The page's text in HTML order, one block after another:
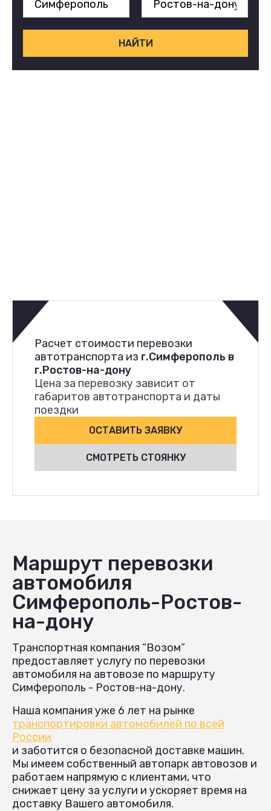
НАЙТИ
Расчет стоимости перевозки
автотранспорта из г.Симферополь в
г.Ростов-на-дону
Цена за перевозку зависит от
габаритов автотранспорта и даты
поездки
ОСТАВИТЬ ЗАЯВКУ
СМОТРЕТЬ СТОЯНКУ
Маршрут перевозки
автомобиля
Симферополь-Ростов-
на-дону
Транспортная компания “Возом”
предоставляет услугу по перевозки
автомобиля на автовозе по маршруту
Симферополь - Ростов-на-дону.
Наша компания уже 6 лет на рынке
транспортировки автомобилей по всей
России
и заботится о безопасной доставке машин.
Мы имеем собственный автопарк автовозов и
работаем напрямую с клиентами, что
снижает цену за услуги и ускоряет время на
доставку Вашего автомобиля.